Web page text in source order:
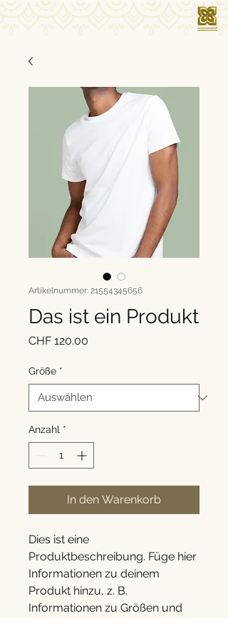
Artikelnummer: 21554345656
Das ist ein Produkt
CHF 120.00
Größe *
Anzahl *
In den Warenkorb
Dies ist eine
Produktbeschreibung. Füge hier
Informationen zu deinem
Produkt hinzu, z. B.
Informationen zu Größen und